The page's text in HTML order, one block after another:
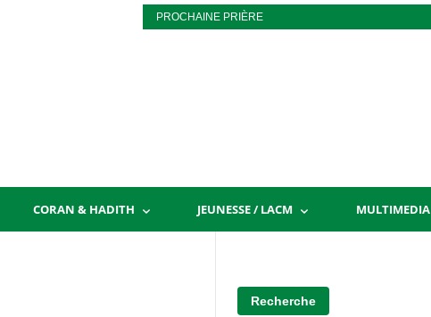
PROCHAINE PRIÈRE
CORAN & HADITH JEUNESSE / LACM MULTIMEDIA
Recherche